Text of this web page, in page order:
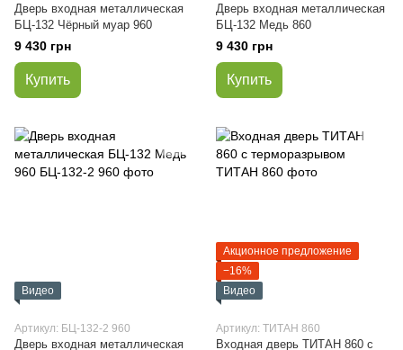
Дверь входная металлическая
БЦ-132 Чёрный муар 960
9 430 грн
Купить
Дверь входная металлическая
БЦ-132 Медь 860
9 430 грн
Купить
Видео
Артикул: БЦ-132-2 960
Дверь входная металлическая
Акционное предложение
−16%
Видео
Артикул: ТИТАН 860
Входная дверь ТИТАН 860 с